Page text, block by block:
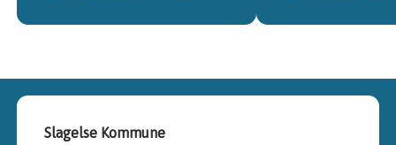
Slagelse Kommune